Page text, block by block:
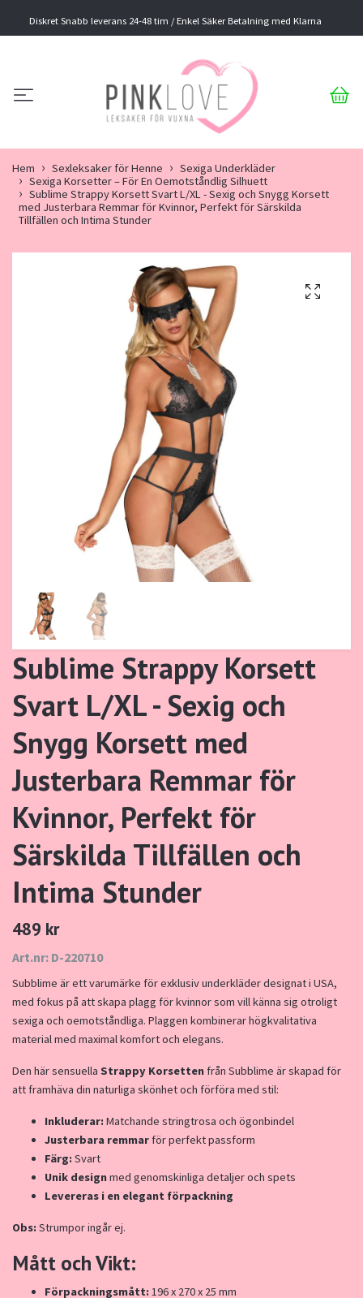
Diskret Snabb leverans 24-48 tim / Enkel Säker Betalning med Klarna
Hem Sexleksaker för Henne
Sexiga Underkläder
Sexiga Korsetter – För En Oemotståndlig Silhuett
Sublime Strappy Korsett Svart L/XL - Sexig och Snygg Korsett
med Justerbara Remmar för Kvinnor, Perfekt för Särskilda
Tillfällen och Intima Stunder
Sublime Strappy Korsett
Svart L/XL - Sexig och
Snygg Korsett med
Justerbara Remmar för
Kvinnor, Perfekt för
Särskilda Tillfällen och
Intima Stunder
489 kr
Art.nr: D-220710
Subblime är ett varumärke för exklusiv underkläder designat i USA,
med fokus på att skapa plagg för kvinnor som vill känna sig otroligt
sexiga och oemotståndliga. Plaggen kombinerar högkvalitativa
material med maximal komfort och elegans.
Den här sensuella Strappy Korsettenfrån Subblime är skapad för
att framhäva din naturliga skönhet och förföra med stil:
Inkluderar:Matchande stringtrosa och ögonbindel
Justerbara remmarför perfekt passform
Färg:Svart
Unik designmed genomskinliga detaljer och spets
Levereras i en elegant förpackning
Obs:Strumpor ingår ej.
Mått och Vikt:
Förpackningsmått:196 x 270 x 25 mm